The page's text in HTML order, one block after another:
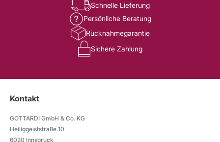
Schnelle Lieferung
Persönliche Beratung
Rücknahmegarantie
Sichere Zahlung
Kontakt
GOTTARDI GmbH & Co. KG
Heiliggeiststraße 10
6020 Innsbruck